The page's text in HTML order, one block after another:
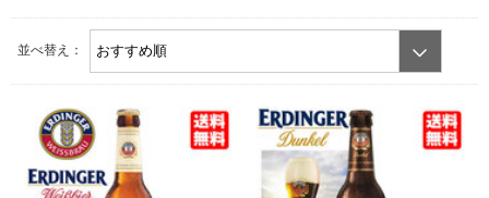
並べ替え：